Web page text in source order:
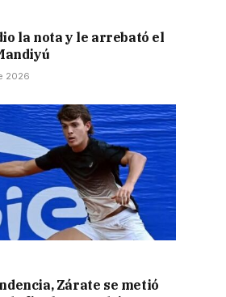
la nota y le arrebató el
2026
Zárate se metió